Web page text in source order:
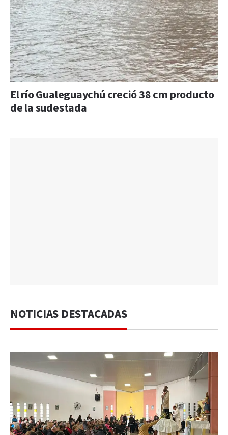
El río Gualeguaychú creció 38 cm producto
de la sudestada
NOTICIAS DESTACADAS